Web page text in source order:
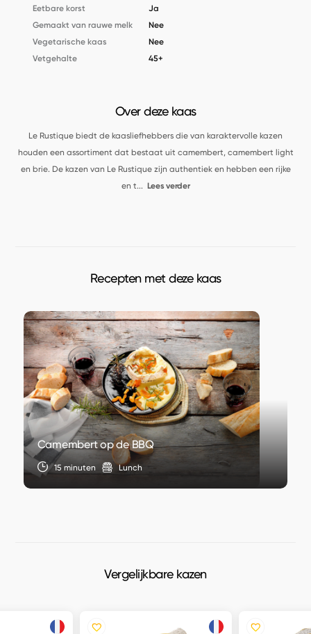
Eetbare korst
Ja
Gemaakt van rauwe melk
Nee
Vegetarische kaas
Nee
Vetgehalte
45+
Over deze kaas
Le Rustique biedt de kaasliefhebbers die van karaktervolle kazen
houden een assortiment dat bestaat uit camembert, camembert light
en brie. De kazen van Le Rustique zijn authentiek en hebben een rijke
en t... Lees verder
Recepten met deze kaas
Camembert op de BBQ
15 minuten Lunch
Vergelijkbare kazen